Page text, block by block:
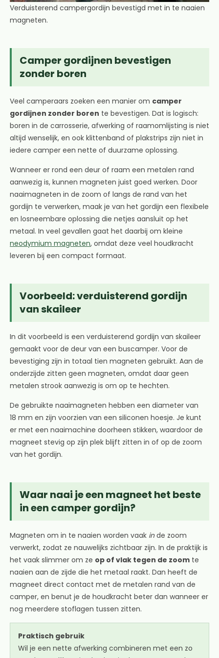
Verduisterend campergordijn bevestigd met in te naaien
magneten.
Camper gordijnen bevestigen
zonder boren
Veel camperaars zoeken een manier om camper
gordijnen zonder boren te bevestigen. Dat is logisch:
boren in de carrosserie, afwerking of raamomlijsting is niet
altijd wenselijk, en ook klittenband of plakstrips zijn niet in
iedere camper een nette of duurzame oplossing.
Wanneer er rond een deur of raam een metalen rand
aanwezig is, kunnen magneten juist goed werken. Door
naaimagneten in de zoom of langs de rand van het
gordijn te verwerken, maak je van het gordijn een flexibele
en losneembare oplossing die netjes aansluit op het
metaal. In veel gevallen gaat het daarbij om kleine
neodymium magneten, omdat deze veel houdkracht
leveren bij een compact formaat.
Voorbeeld: verduisterend gordijn
van skaileer
In dit voorbeeld is een verduisterend gordijn van skaileer
gemaakt voor de deur van een buscamper. Voor de
bevestiging zijn in totaal tien magneten gebruikt. Aan de
onderzijde zitten geen magneten, omdat daar geen
metalen strook aanwezig is om op te hechten.
De gebruikte naaimagneten hebben een diameter van
18 mm en zijn voorzien van een siliconen hoesje. Je kunt
er met een naaimachine doorheen stikken, waardoor de
magneet stevig op zijn plek blijft zitten in of op de zoom
van het gordijn.
Waar naai je een magneet het beste
in een camper gordijn?
Magneten om in te naaien worden vaak inde zoom
verwerkt, zodat ze nauwelijks zichtbaar zijn. In de praktijk is
het vaak slimmer om ze op of vlak tegen de zoom te
naaien aan de zijde die het metaal raakt. Dan heeft de
magneet direct contact met de metalen rand van de
camper, en benut je de houdkracht beter dan wanneer er
nog meerdere stoflagen tussen zitten.
Praktisch gebruik
Wil je een nette afwerking combineren met een zo